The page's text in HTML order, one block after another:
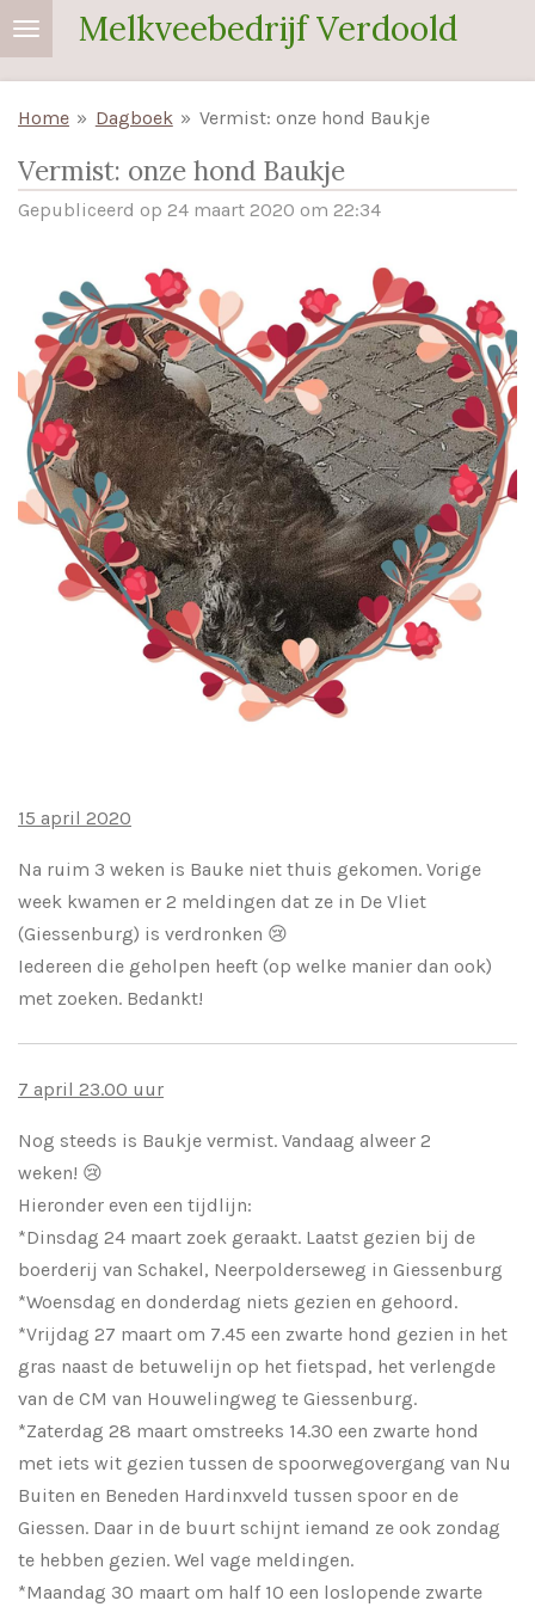
Ga
direct
de
Melkveebedrijf Verdoold
Home » Dagboek » Vermist: onze hond Baukje
Vermist: onze hond Baukje
Gepubliceerd op 24 maart 2020 om 22:34
15 april 2020
Na ruim 3 weken is Bauke niet thuis gekomen. Vorige
week kwamen er 2 meldingen dat ze in De Vliet
(Giessenburg) is verdronken 😢
Iedereen die geholpen heeft (op welke manier dan ook)
met zoeken. Bedankt!
7 april 23.00 uur
Nog steeds is Baukje vermist. Vandaag alweer 2
weken! 😢
Hieronder even een tijdlijn:
*Dinsdag 24 maart zoek geraakt. Laatst gezien bij de
boerderij van Schakel, Neerpolderseweg in Giessenburg
*Woensdag en donderdag niets gezien en gehoord.
*Vrijdag 27 maart om 7.45 een zwarte hond gezien in het
gras naast de betuwelijn op het fietspad, het verlengde
van de CM van Houwelingweg te Giessenburg.
*Zaterdag 28 maart omstreeks 14.30 een zwarte hond
met iets wit gezien tussen de spoorwegovergang van Nu
Buiten en Beneden Hardinxveld tussen spoor en de
Giessen. Daar in de buurt schijnt iemand ze ook zondag
te hebben gezien. Wel vage meldingen.
*Maandag 30 maart om half 10 een loslopende zwarte